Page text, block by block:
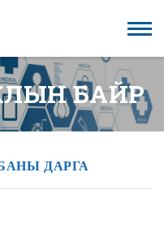
БАЙР
ДАРГА